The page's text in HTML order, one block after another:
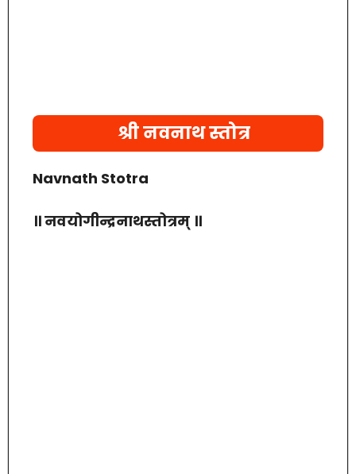
श्री नवनाथ स्तोत्र
Navnath Stotra
॥ नवयोगीन्द्रनाथस्तोत्रम् ॥